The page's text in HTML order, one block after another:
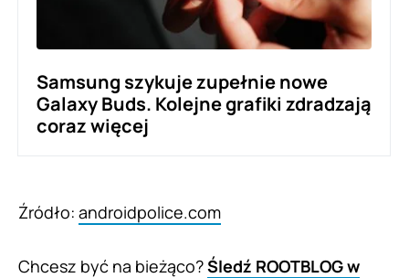
Samsung szykuje zupełnie nowe
Galaxy Buds. Kolejne grafiki zdradzają
coraz więcej
Źródło: androidpolice.com
Chcesz być na bieżąco?Śledź ROOTBLOG w